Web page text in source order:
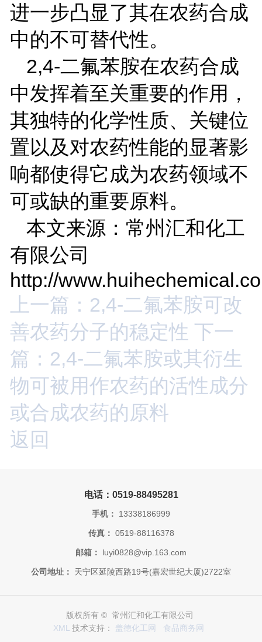
进一步凸显了其在农药合成
中的不可替代性。
2,4-二氟苯胺在农药合成
中发挥着至关重要的作用，
其独特的化学性质、关键位
置以及对农药性能的显著影
响都使得它成为农药领域不
可或缺的重要原料。
本文来源：常州汇和化工
有限公司
http://
上一篇：2,4-二氟苯胺可改
善农药分子的稳定性 下一
篇：2,4-二氟苯胺或其衍生
物可被用作农药的活性成分
或合成农药的原料
返回
电话：0519-88495281
手机： 13338186999
传真： 0519-88116378
邮箱： luyi0828@vip.163.com
公司地址： 天宁区延陵西路19号(嘉宏世纪大厦)2722室
版权所有 © 常州汇和化工有限公司
XML 技术支持： 盖德化工网 食品商务网